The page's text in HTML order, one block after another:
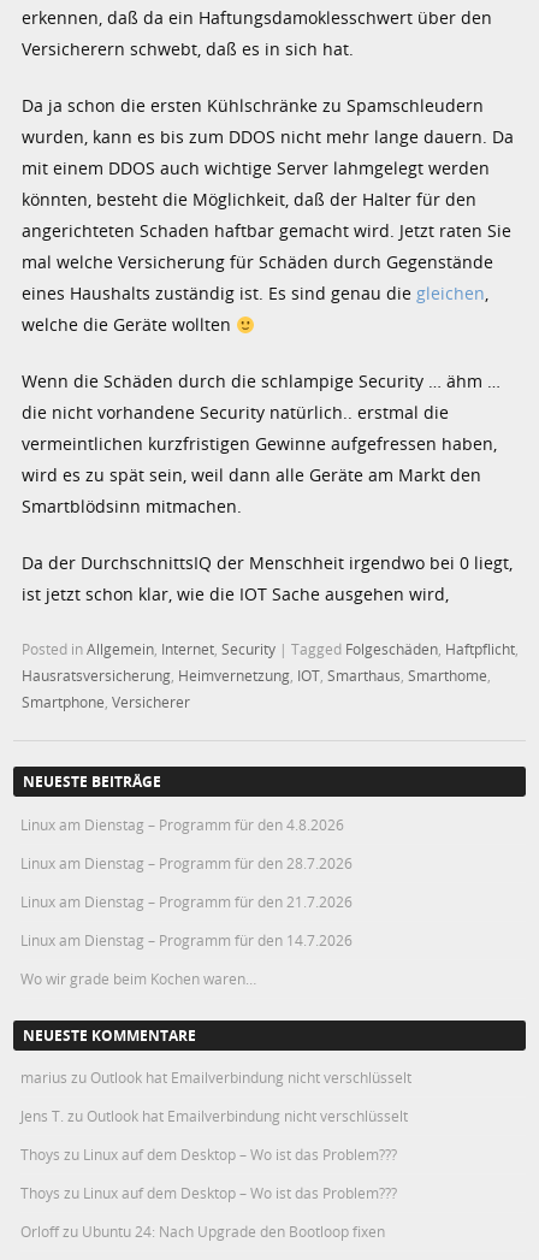
erkennen, daß da ein Haftungsdamoklesschwert über den
Versicherern schwebt, daß es in sich hat.
Da ja schon die ersten Kühlschränke zu Spamschleudern
wurden, kann es bis zum DDOS nicht mehr lange dauern. Da
mit einem DDOS auch wichtige Server lahmgelegt werden
könnten, besteht die Möglichkeit, daß der Halter für den
angerichteten Schaden haftbar gemacht wird. Jetzt raten Sie
mal welche Versicherung für Schäden durch Gegenstände
eines Haushalts zuständig ist. Es sind genau die gleichen,
welche die Geräte wollten
Wenn die Schäden durch die schlampige Security … ähm …
die nicht vorhandene Security natürlich.. erstmal die
vermeintlichen kurzfristigen Gewinne aufgefressen haben,
wird es zu spät sein, weil dann alle Geräte am Markt den
Smartblödsinn mitmachen.
Da der DurchschnittsIQ der Menschheit irgendwo bei 0 liegt,
ist jetzt schon klar, wie die IOT Sache ausgehen wird,
Posted inAllgemein, Internet,Security |Tagged Folgeschäden, Haftpflicht,
Hausratsversicherung, Heimvernetzung, IOT,Smarthaus,Smarthome,
Smartphone,Versicherer
NEUESTE BEITRÄGE
Linux am Dienstag – Programm für den 4.8.2026
Linux am Dienstag – Programm für den 28.7.2026
Linux am Dienstag – Programm für den 21.7.2026
Linux am Dienstag – Programm für den 14.7.2026
Wo wir grade beim Kochen waren…
NEUESTE KOMMENTARE
marius zu Outlook hat Emailverbindung nicht verschlüsselt
Jens T. zu Outlook hat Emailverbindung nicht verschlüsselt
Thoys zu Linux auf dem Desktop – Wo ist das Problem???
Thoys zu Linux auf dem Desktop – Wo ist das Problem???
Orloffzu Ubuntu 24: Nach Upgrade den Bootloop fixen